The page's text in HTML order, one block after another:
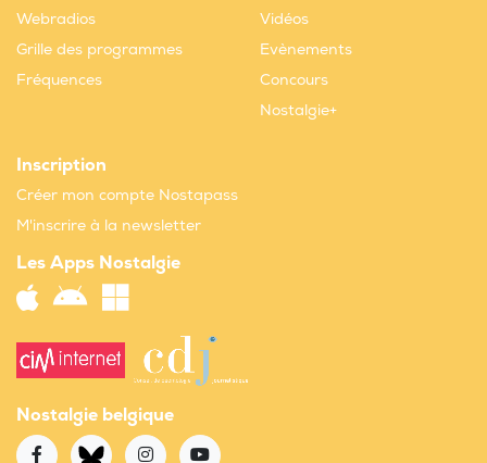
Webradios
Grille des programmes
Fréquences
Vidéos
Evènements
Concours
Nostalgie+
Inscription
Créer mon compte Nostapass
M'inscrire à la newsletter
Les Apps Nostalgie
Nostalgie belgique